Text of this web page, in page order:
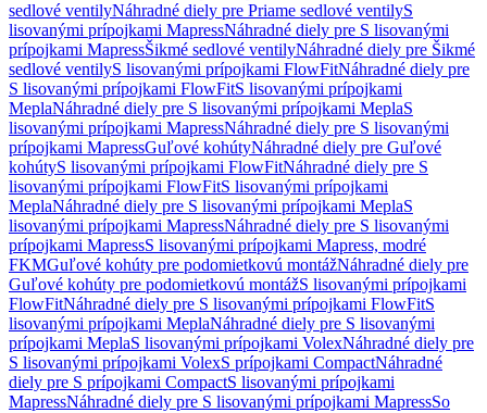
sedlové ventilyNáhradné diely pre Priame sedlové ventilyS
lisovanými prípojkami MapressNáhradné diely pre S lisovanými
prípojkami MapressŠikmé sedlové ventilyNáhradné diely pre Šikmé
sedlové ventilyS lisovanými prípojkami FlowFitNáhradné diely pre
S lisovanými prípojkami FlowFitS lisovanými prípojkami
MeplaNáhradné diely pre S lisovanými prípojkami MeplaS
lisovanými prípojkami MapressNáhradné diely pre S lisovanými
prípojkami MapressGuľové kohútyNáhradné diely pre Guľové
kohútyS lisovanými prípojkami FlowFitNáhradné diely pre S
lisovanými prípojkami FlowFitS lisovanými prípojkami
MeplaNáhradné diely pre S lisovanými prípojkami MeplaS
lisovanými prípojkami MapressNáhradné diely pre S lisovanými
prípojkami MapressS lisovanými prípojkami Mapress, modré
FKMGuľové kohúty pre podomietkovú montážNáhradné diely pre
Guľové kohúty pre podomietkovú montážS lisovanými prípojkami
FlowFitNáhradné diely pre S lisovanými prípojkami FlowFitS
lisovanými prípojkami MeplaNáhradné diely pre S lisovanými
prípojkami MeplaS lisovanými prípojkami VolexNáhradné diely pre
S lisovanými prípojkami VolexS prípojkami CompactNáhradné
diely pre S prípojkami CompactS lisovanými prípojkami
MapressNáhradné diely pre S lisovanými prípojkami MapressSo